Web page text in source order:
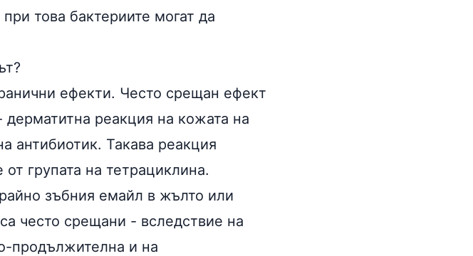
това бактериите могат да
ефекти. Често срещан ефект
дерматитна реакция на кожата на
антибиотик. Такава реакция
групата на тетрациклина.
зъбния емайл в жълто или
често срещани - вследствие на
продължителна и на